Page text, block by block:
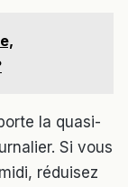
la quasi-
Si vous
réduisez